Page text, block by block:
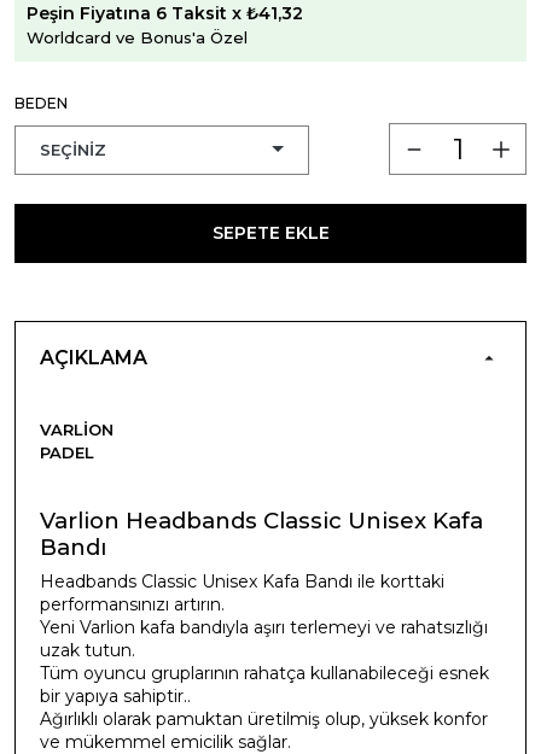
Peşin Fiyatına 6 Taksit x ₺41,32
Worldcard ve Bonus'a Özel
BEDEN
SEPETE EKLE
AÇIKLAMA
VARLION
PADEL
Varlion Headbands Classic Unisex Kafa
Bandı
Headbands Classic Unisex Kafa Bandı ile korttaki
performansınızı artırın.
Yeni Varlion kafa bandıyla aşırı terlemeyi ve rahatsızlığı
uzak tutun.
Tüm oyuncu gruplarının rahatça kullanabileceği esnek
bir yapıya sahiptir..
Ağırlıklı olarak pamuktan üretilmiş olup, yüksek konfor
ve mükemmel emicilik sağlar.